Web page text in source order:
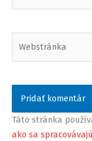
Táto stránka
ako sa